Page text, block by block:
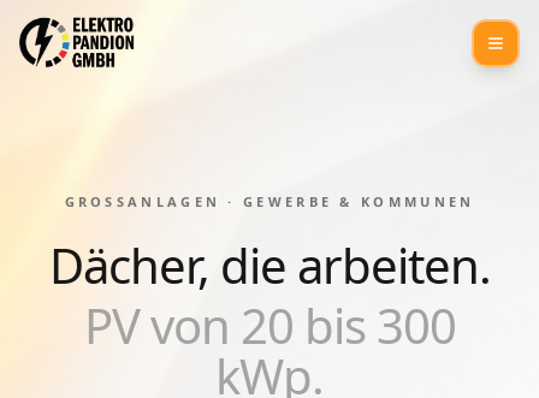
GROSSANLAGEN · GEWERBE & KOMMUNEN
Dächer, die arbeiten.
PV von 20 bis 300
kWp.